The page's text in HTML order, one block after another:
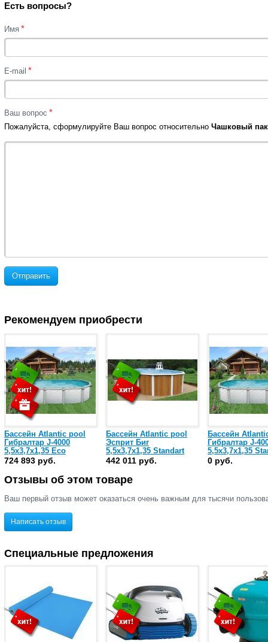
Есть вопросы?
Имя *
E-mail *
Ваш вопрос *
Пожалуйста, сформулируйте Ваш вопрос относительно Чашковый
Отправить
Рекомендуем приобрести
Бассейн Atlantic pool
Гибралтар J-4000
5,5х3,7х1,35 Eco
724 893 руб.
Бассейн Atlantic pool
Эсприт Биг
5,5х3,7х1,35 Standart
442 011 руб.
Бассейн
Гибралтар J-
5,5х3,7х1,35
0 руб.
Отзывы об этом товаре
Ваш первый отзыв может оказаться очень важным для тысячи
Написать отзыв
Специальные предложения